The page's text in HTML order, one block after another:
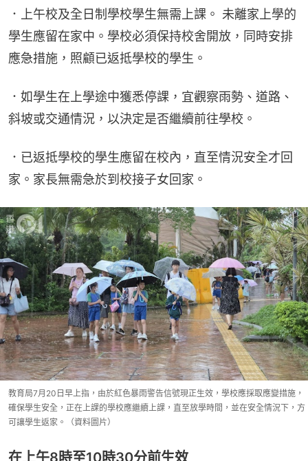
．上午校及全日制學校學生無需上課。 未離家上學的
學生應留在家中。學校必須保持校舍開放，同時安排
應急措施，照顧已返抵學校的學生。
．如學生在上學途中獲悉停課，宜觀察雨勢、道路、
斜坡或交通情況，以決定是否繼續前往學校。
．已返抵學校的學生應留在校內，直至情況安全才回
家。家長無需急於到校接子女回家。
教育局7月20日早上指，由於紅色暴雨警告信號現正生效，學校應採取應變措施，
確保學生安全，正在上課的學校應繼續上課，直至放學時間，並在安全情況下，方
可讓學生返家。（資料圖片）
在上午8時至10時30分前生效